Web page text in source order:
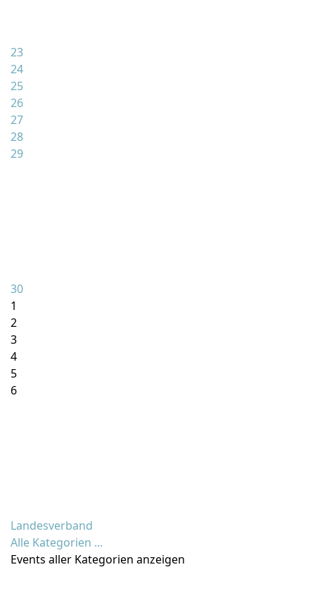
23
24
25
26
27
28
29
30
1
2
3
4
5
6
Landesverband
Alle Kategorien ...
Events aller Kategorien anzeigen